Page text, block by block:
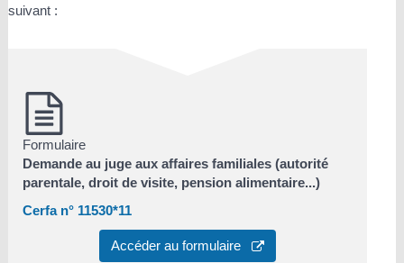
suivant :
Formulaire
Demande au juge aux affaires familiales (autorité
parentale, droit de visite, pension alimentaire...)
Cerfa n° 11530*11
Accéder au formulaire